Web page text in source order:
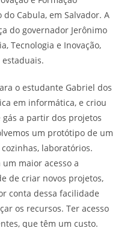
do Cabula, em Salvador. A
do governador Jerônimo
Tecnologia e Inovação,
estaduais.
o estudante Gabriel dos
em informática, e criou
a partir dos projetos
um protótipo de um
laboratórios.
maior acesso a
de criar novos projetos,
conta dessa facilidade
os recursos. Ter acesso
que têm um custo.